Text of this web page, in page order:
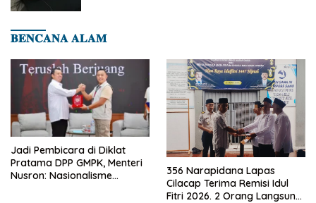
𝐁𝐄𝐍𝐂𝐀𝐍𝐀 𝐀𝐋𝐀𝐌
Jadi Pembicara di Diklat
Pratama DPP GMPK, Menteri
Nusron: Nasionalisme
356 Narapidana Lapas
Cilacap Terima Remisi Idul
Fitri 2026. 2 Orang Langsung